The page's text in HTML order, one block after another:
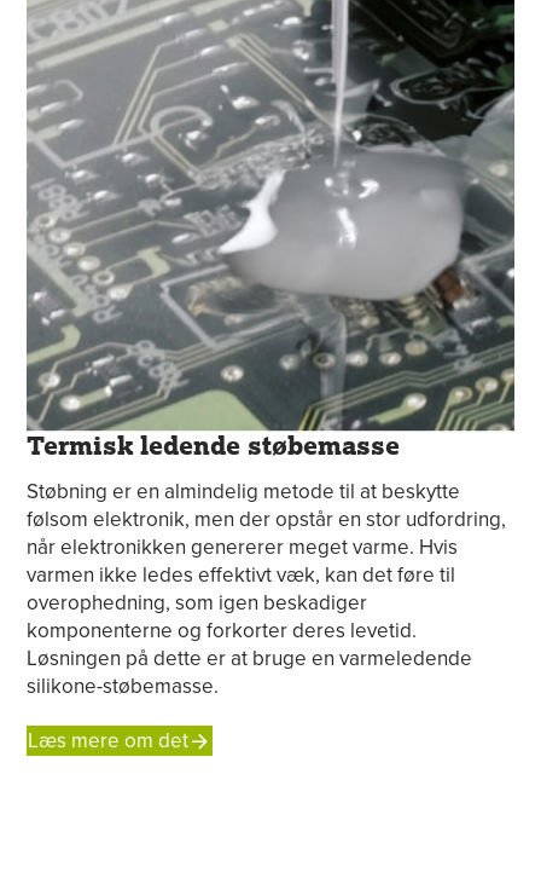
Termisk ledende støbemasse
Støbning er en almindelig metode til at beskytte
følsom elektronik, men der opstår en stor udfordring,
når elektronikken genererer meget varme. Hvis
varmen ikke ledes effektivt væk, kan det føre til
overophedning, som igen beskadiger
komponenterne og forkorter deres levetid.
Løsningen på dette er at bruge en varmeledende
silikone-støbemasse.
Læs mere om det